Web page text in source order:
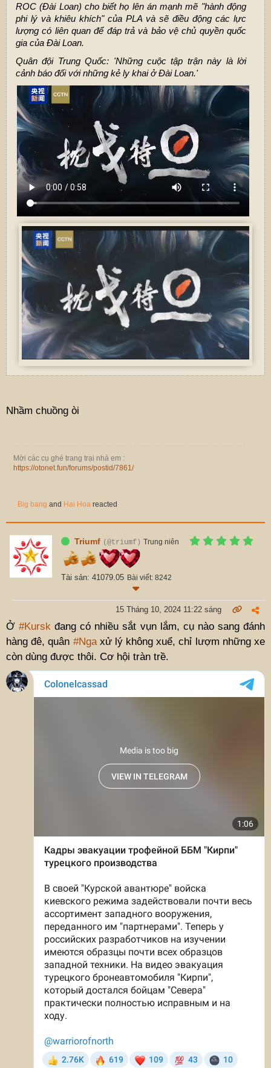
ROC (Đài Loan) cho biết họ lên án mạnh mẽ "hành động
phi lý và khiêu khích" của PLA và sẽ điều động các lực
lượng có liên quan để đáp trả và bảo vệ chủ quyền quốc
gia của Đài Loan.
Quân đội Trung Quốc: 'Những cuộc tập trận này là lời
cảnh báo đối với những kẻ ly khai ở Đài Loan.'
Nhầm chuồng òi
Mời các cụ ghé trang trại nhà em :
https://otonet.fun/forums/postid/7861/
Big bang and Hai Hoa reacted
Triumf (@triumf) Trung niên
Tài sản: 41079.05 Bài viết: 8242
15 Tháng 10, 2024 11:22 sáng
Ở#Kursk đang có nhiều sắt vụn lắm, cụ nào sang đánh
hàng đê, quân #Ngaxử lý không xuể, chỉ lượm những xe
còn dùng được thôi. Cơ hội tràn trề.